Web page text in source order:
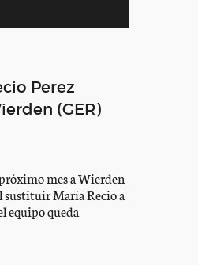
Perez
(GER)
mes a Wierden
sustituir María Recio a
equipo queda
ANNA FUGGE –